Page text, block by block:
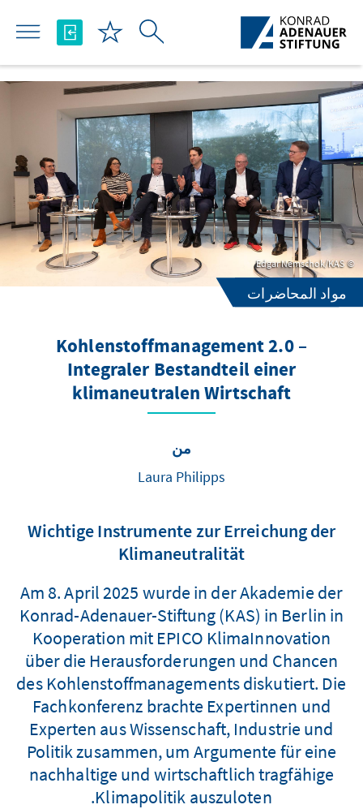
تخطي إلى المحتوى الرئيسي
مواد المحاضرات
Kohlenstoffmanagement 2.0 –
Integraler Bestandteil einer
klimaneutralen Wirtschaft
من
Laura Philipps
Wichtige Instrumente zur Erreichung der
Klimaneutralität
Am 8. April 2025 wurde in der Akademie der
Konrad-Adenauer-Stiftung (KAS) in Berlin in
Kooperation mit EPICO KlimaInnovation
über die Herausforderungen und Chancen
des Kohlenstoffmanagements diskutiert. Die
Fachkonferenz brachte Expertinnen und
Experten aus Wissenschaft, Industrie und
Politik zusammen, um Argumente für eine
nachhaltige und wirtschaftlich tragfähige
Klimapolitik auszuloten.